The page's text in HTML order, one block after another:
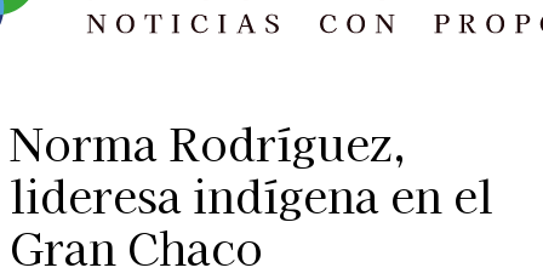
Norma Rodríguez,
lideresa indígena en el
Gran Chaco